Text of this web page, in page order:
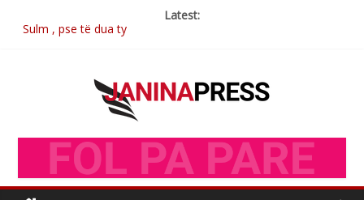
Latest:
Postim me vlera nga artistja e mirëfilltë Mimoza Gjoni
Brahim Çekaj njē veprimtar i respektuar i çeshtjës kombëtare